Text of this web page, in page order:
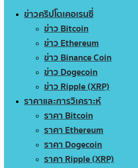
ข่าวคริปโตเคอเรนซี่
ข่าว Bitcoin
ข่าว Ethereum
ข่าว Binance Coin
ข่าว Dogecoin
ข่าว Ripple (XRP)
ราคาและการวิเคราะห์
ราคา Bitcoin
ราคา Ethereum
ราคา Dogecoin
ราคา Ripple (XRP)